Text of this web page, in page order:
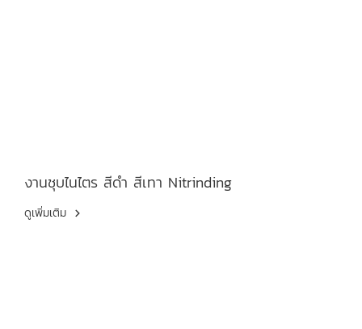
งานชุบไนไตร สีดำ สีเทา Nitrinding
ดูเพิ่มเติม